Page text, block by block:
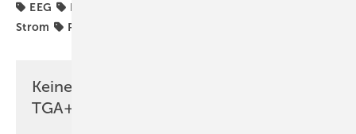
EEG Elektrifizierung
Strom
Photovoltaik
Keine Zeit? Kein Problem mit dem
TGA+E Newsletter!